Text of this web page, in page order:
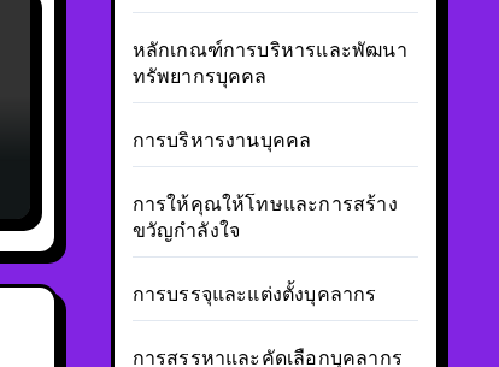
หลักเกณฑ์การบริหารและพัฒนา
ทรัพยากรบุคคล
การบริหารงานบุคคล
การให้คุณให้โทษและการสร้าง
ขวัญกำลังใจ
การบรรจุและแต่งตั้งบุคลากร
การสรรหาและคัดเลือกบุคลากร